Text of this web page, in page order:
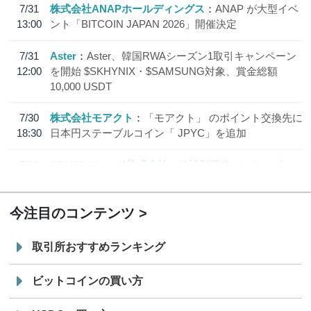
7/31
13:00
株式会社ANAPホールディングス
ANAP が大型イベ
ント「BITCOIN JAPAN 2026」開催決定
7/31
12:00
Aster
Aster、韓国RWAシーズン1取引キャンペーン
を開始 $SKHYNIX・$SAMSUNG対象、賞金総額
10,000 USDT
7/30
18:30
株式会社モアクト
「モアクト」 のポイント交換先に
日本円ステーブルコイン「 JPYC」を追加
7/29
SBI VCトレード株式会社
信託型円建てステーブル
今注目のコンテンツ
取引所おすすめランキング
ビットコインの買い方